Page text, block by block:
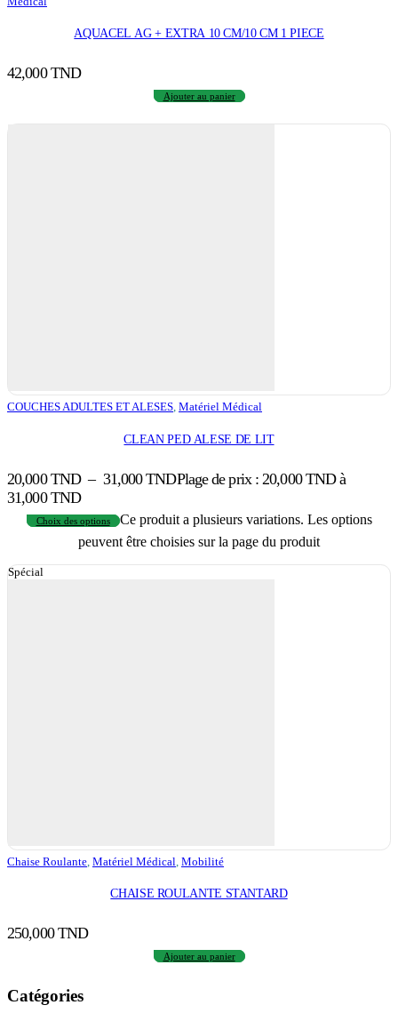
AQUACEL AG + EXTRA 10 CM/10 CM 1 PIECE
42,000TND
Ajouter au panier
COUCHES ADULTES ET ALESES, Matériel Médical
CLEAN PED ALESE DE LIT
20,000TND – 31,000TNDPlage de prix : 20,000 TND à
31,000 TND
Choix des options
Ce produit a plusieurs variations. Les options
peuvent être choisies sur la page du produit
Spécial
Chaise Roulante Matériel Médical Mobilité
CHAISE ROULANTE STANTARD
250,000TND
Ajouter au panier
Catégories